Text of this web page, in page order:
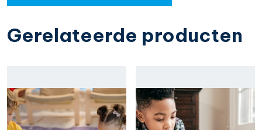
Gerelateerde producten